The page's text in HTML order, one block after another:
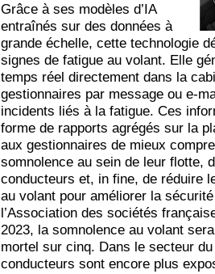
Grâce à ses modèles d’IA
entraînés sur des données à
grande échelle, cette technologie
signes de fatigue au volant. Elle
temps réel directement dans la
gestionnaires par message ou e-
incidents liés à la fatigue. Ces
forme de rapports agrégés sur la
aux gestionnaires de mieux
somnolence au sein de leur flotte,
conducteurs et, in fine, de réduire
au volant pour améliorer la
l’Association des sociétés
2023, la somnolence au volant
mortel sur cinq. Dans le secteur
conducteurs sont encore plus